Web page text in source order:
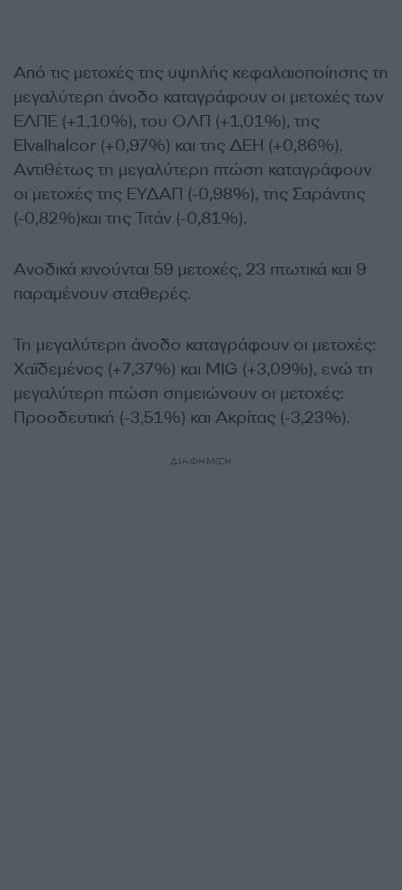
Από τις μετοχές της υψηλής κεφαλαιοποίησης τη
μεγαλύτερη άνοδο καταγράφουν οι μετοχές των
ΕΛΠΕ (+1,10%), του ΟΛΠ (+1,01%), της
Elvalhalcor (+0,97%) και της ΔΕΗ (+0,86%).
Αντιθέτως τη μεγαλύτερη πτώση καταγράφουν
οι μετοχές της ΕΥΔΑΠ (-0,98%), της Σαράντης
(-0,82%)και της Τιτάν (-0,81%).
Ανοδικά κινούνται 59 μετοχές, 23 πτωτικά και 9
παραμένουν σταθερές.
Τη μεγαλύτερη άνοδο καταγράφουν οι μετοχές:
Χαϊδεμένος (+7,37%) και MIG (+3,09%), ενώ τη
μεγαλύτερη πτώση σημειώνουν οι μετοχές:
Προοδευτική (-3,51%) και Ακρίτας (-3,23%).
ΔΙΑΦΗΜΙΣΗ